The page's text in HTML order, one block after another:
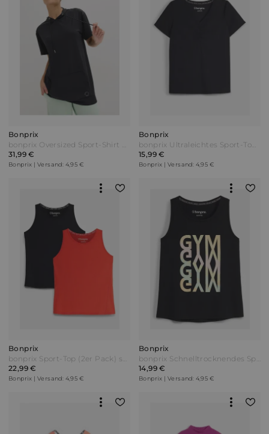
Bonprix
bonprix Oversized Sport-Shirt mit Kapuze schnelltrocknend Schwarz
31,99 €
Bonprix | Versand: 4,95 €
Bonprix
bonprix Ultraleichtes Sport-Top mit Raffung schnelltrocknend Schwarz
15,99 €
Bonprix | Versand: 4,95 €
Bonprix
bonprix Sport-Top (2er Pack) schnelltrocknend Schwarz
22,99 €
Bonprix | Versand: 4,95 €
Bonprix
bonprix Schnelltrocknendes Sport-Top mit Racerback Schwarz
14,99 €
Bonprix | Versand: 4,95 €